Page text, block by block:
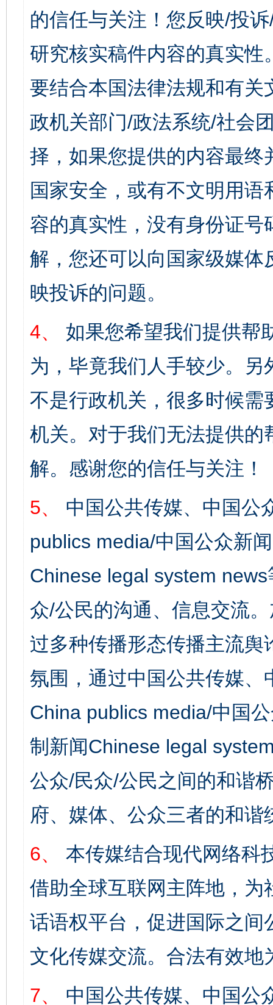
的信任与关注！您反映/投
研究核实稿件内容的真实
要结合本国法律法规和有关
政机关部门/政法系统/社会
择，如果您提供的内容最
国家安全，或有不文明用
容的真实性，没有身份证
解，您还可以向国家级媒
映投诉的问题。
4、
如果您希望我们提供帮
为，毕竟我们人手较少。
不是行政机关，很多时候
机关。对于我们无法提供
解。感谢您的信任与关注！
5、
中国公共传媒、中国公
publics media/中国公众新
Chinese legal system
众/公民的沟通、信息交流
过多种传播形态传播主流
氛围，通过中国公共传媒
China publics media/中国
制新闻Chinese legal
公众/民众/公民之间的和谐
府、媒体、公众三者的和谐
6、
本传媒结合现代网络科
借助全球互联网主阵地，
话语权平台，促进国际之
文化传媒交流。合法有效地
7、
中国公共传媒、中国公